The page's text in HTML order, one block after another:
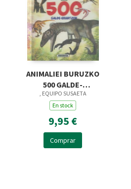
ANIMALIEI BURUZKO
500 GALDE-
ERANTZUN
, EQUIPO SUSAETA
En stock
9,95 €
Comprar